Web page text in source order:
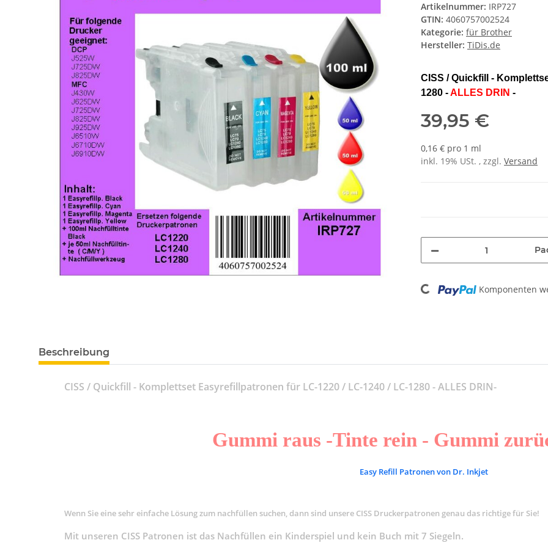
Artikelnummer: IRP727
GTIN: 4060757002524
Kategorie: für Brother
Hersteller: TiDis.de
CISS / Quickfill -
1280 -ALLES DRIN -
39,95 €
0,16 € pro 1 ml
inkl. 19% USt. , zzgl. Versand
Loading... Komponenten
Beschreibung
CISS / Quickfill - Komplettset Easyrefillpatronen für LC-1220 / LC-1240 / LC-1280 - ALLES DRIN-
Gummi raus -Tinte rein - Gummi
Easy Refill Patronen von Dr. Inkjet
Wenn Sie eine sehr einfache Lösung zum nachfüllen suchen, dann sind unsere CISS Druckerpatronen genau das richtige für Sie!
Mit unseren CISS Patronen ist das Nachfüllen ein Kinderspiel und kein Buch mit 7 Siegeln.